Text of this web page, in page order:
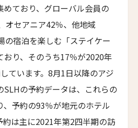
ンチェスカーノ
テル
ンガローズ
ル
めており、グローバル会員の
オセアニア42％、他地域
の宿泊を楽しむ「ステイケー
おり、そのうち17％が2020年
ています。8月1日以降のアジ
SLHの予約データは、これらの
、予約の93％が地元のホテル
約は主に2021年第2四半期の訪